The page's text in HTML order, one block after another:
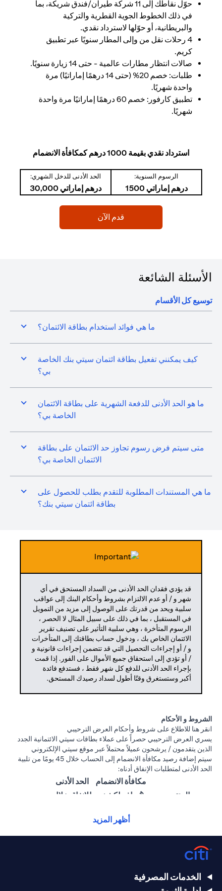
حوّل نقاطك إلى 11 شركة طيران/فندق شريكة، بما
في ذلك الخطوط الجوية القطرية والتركية
والبريطانية، أو حوّلها لاسترداد نقدي.
4 رحلات نقل من وإلى المطار سنويًا عبر تطبيق
كريم.
صالات انتظار مطارات عالمية - حتى 14 زيارة سنويًا.
طلبات: خصم 20% (حتى 14 درهمًا إماراتيًا) مرة
واحدة شهريًا.
تطبيق كارفور: خصم 60 درهمًا إماراتيًا مرة واحدة
شهريًا.
استرداد نقدي بقيمة 1000 درهم كمكافأة الانضمام
الرسوم السنوية:
درهم إماراتي 1500
الحد الأدنى للدخل الشهري:
درهم إماراتي 30,000
قدم الآن
الأسئلة الشائعة
توسيع كل الأقسام
ما هي فوائد استخدام بطاقة الائتمان؟
كيف يمكنني تفعيل بطاقة ائتمان سيتي بنك الخاصة
بي؟
ما هو الحد الأدنى للدفعة الشهرية على بطاقة الائتمان
الخاصة بي؟
متى سيتم فرض رسوم تجاوز حد الائتمان على بطاقة
الائتمان الخاصة بي؟
ما هي المستندات المطلوبة للتقدم بطلب للحصول على
بطاقة ائتمان سيتي بنك؟
قد يؤدي فقدان الحد الأدنى من السداد المستحق في أي
شهر و / أو عدم الالتزام بشروط وأحكام البنك إلى عواقب
سلبية ويحد من قدرتك على الوصول إلى مزيد من التمويل
في المستقبل ، بما في ذلك على سبيل المثال لا الحصر ،
الرسوم المتأخرة ، وهي سلبية التأثير على تصنيف تقرير
الائتمان الخاص بك ، ودخول حساب بطاقتك إلى المتأخرات
و / أو إجراءات التحصيل التي قد تتضمن إجراءات قانونية و
/ أو تؤدي إلى استحقاق جميع الأموال على الفور. إذا قمت
بإجراء الحد الأدنى للدفع كل شهر فقط ، فستدفع فائدة
أكبر وستستغرق وقتًا أطول لسداد رصيدك المستحق.
الشروط و الأحكام
انقر هنا opens in a new tab
للاطلاع على شروط وأحكام العرض الترحيبي
يسري العرض الترحيبي حصراً على عملاء بطاقات سيتي الائتمانية الجدد
الذين يتقدمون / يرشحون عميلاً محتملاً عبر موقع سيتي الإلكتروني
سيتم إضافة رصيد مكافأة الانضمام إلى الحساب خلال 45 يومًا من تلبية
الحد الأدنى لمتطلبات الإنفاق أدناه:
المنتج
مكافأة الانضمام
(تُضاف لكشف
الحد الأدنى
للإنفاق خلال
سيتي ألتيما
درهم
بطاقة سيتي
أظهر المزيد
الخدمات المصرفية